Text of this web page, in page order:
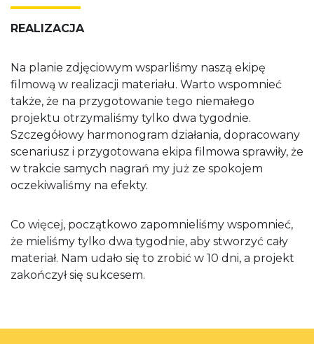
REALIZACJA
Na planie zdjęciowym wsparliśmy naszą ekipę
filmową w realizacji materiału. Warto wspomnieć
także, że na przygotowanie tego niemałego
projektu otrzymaliśmy tylko dwa tygodnie.
Szczegółowy harmonogram działania, dopracowany
scenariusz i przygotowana ekipa filmowa sprawiły, że
w trakcie samych nagrań my już ze spokojem
oczekiwaliśmy na efekty.
Co więcej, początkowo zapomnieliśmy wspomnieć,
że mieliśmy tylko dwa tygodnie, aby stworzyć cały
materiał. Nam udało się to zrobić w 10 dni, a projekt
zakończył się sukcesem.